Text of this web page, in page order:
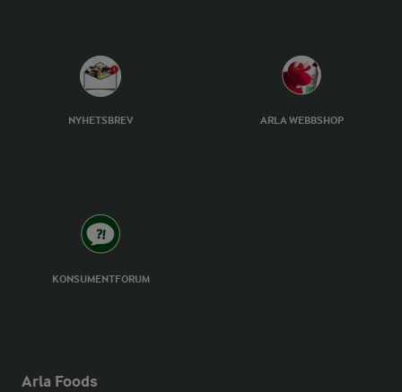
NYHETSBREV ARLA WEBBSHOP
KONSUMENTFORUM
Arla Foods